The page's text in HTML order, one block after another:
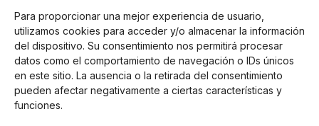
Para proporcionar una mejor experiencia de usuario,
utilizamos cookies para acceder y/o almacenar la información
del dispositivo. Su consentimiento nos permitirá procesar
datos como el comportamiento de navegación o IDs únicos
en este sitio. La ausencia o la retirada del consentimiento
pueden afectar negativamente a ciertas características y
funciones.